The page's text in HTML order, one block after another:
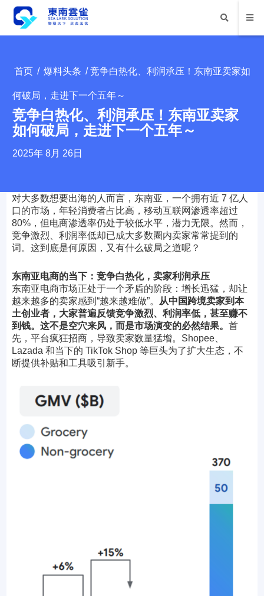
首页 / 爆料头条 / 竞争白热化、利润承压！东南亚卖家如
何破局，走进下一个五年～
竞争白热化、利润承压！东南亚卖家
如何破局，走进下一个五年～
2025年 8月 26日
对大多数想要出海的人而言，东南亚，一个拥有近 7 亿人
口的市场，年轻消费者占比高，移动互联网渗透率超过
80%，但电商渗透率仍处于较低水平，潜力无限。然而，
竞争激烈、利润率低却已成大多数圈内卖家常常提到的
词。这到底是何原因，又有什么破局之道呢？
东南亚电商的当下：竞争白热化，卖家利润承压
东南亚电商市场正处于一个矛盾的阶段：增长迅猛，却让
越来越多的卖家感到“越来越难做”。
从中国跨境卖家到本
土创业者，大家普遍反馈竞争激烈、利润率低，甚至赚不
到钱。这不是空穴来风，而是市场演变的必然结果。 首
先，平台疯狂招商，导致卖家数量猛增。Shopee、
Lazada 和当下的 TikTok Shop等巨头为了扩大生态，不
断提供补贴和工具吸引新手。